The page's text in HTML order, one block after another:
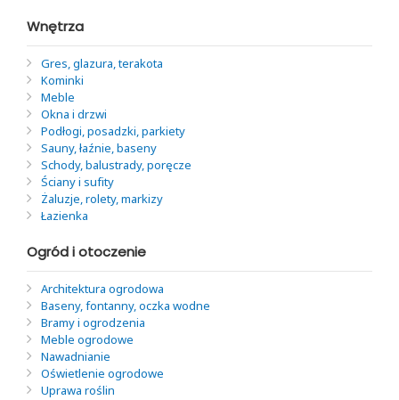
Wnętrza
Gres, glazura, terakota
Kominki
Meble
Okna i drzwi
Podłogi, posadzki, parkiety
Sauny, łaźnie, baseny
Schody, balustrady, poręcze
Ściany i sufity
Żaluzje, rolety, markizy
Łazienka
Ogród i otoczenie
Architektura ogrodowa
Baseny, fontanny, oczka wodne
Bramy i ogrodzenia
Meble ogrodowe
Nawadnianie
Oświetlenie ogrodowe
Uprawa roślin